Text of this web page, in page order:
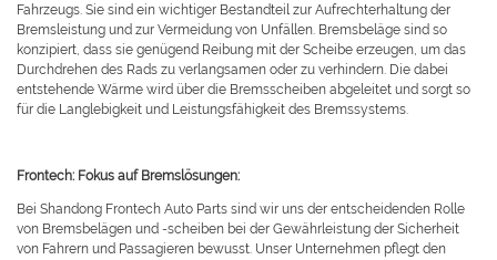
Fahrzeugs. Sie sind ein wichtiger Bestandteil zur Aufrechterhaltung der
Bremsleistung und zur Vermeidung von Unfällen. Bremsbeläge sind so
konzipiert, dass sie genügend Reibung mit der Scheibe erzeugen, um das
Durchdrehen des Rads zu verlangsamen oder zu verhindern. Die dabei
entstehende Wärme wird über die Bremsscheiben abgeleitet und sorgt so
für die Langlebigkeit und Leistungsfähigkeit des Bremssystems.
Frontech: Fokus auf Bremslösungen:
Bei Shandong Frontech Auto Parts sind wir uns der entscheidenden Rolle
von Bremsbelägen und -scheiben bei der Gewährleistung der Sicherheit
von Fahrern und Passagieren bewusst. Unser Unternehmen pflegt den